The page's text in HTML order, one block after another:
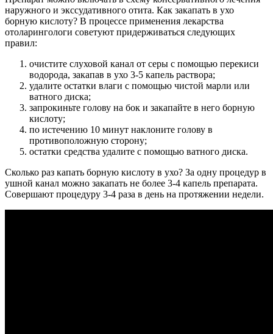
наружного и экссудативного отита. Как закапать в ухо
борную кислоту? В процессе применения лекарства
отоларингологи советуют придерживаться следующих
правил:
очистите слуховой канал от серы с помощью перекиси
водорода, закапав в ухо 3-5 капель раствора;
удалите остатки влаги с помощью чистой марли или
ватного диска;
запрокиньте голову на бок и закапайте в него борную
кислоту;
по истечению 10 минут наклоните голову в
противоположную сторону;
остатки средства удалите с помощью ватного диска.
Сколько раз капать борную кислоту в ухо? За одну процедур в
ушной канал можно закапать не более 3-4 капель препарата.
Совершают процедуру 3-4 раза в день на протяжении недели.